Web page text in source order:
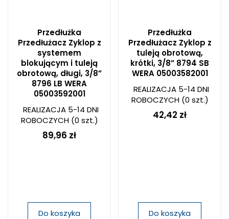
Przedłużka
Przedłużacz Zyklop z
systemem
blokującym i tuleją
obrotową, długi, 3/8”
8796 LB WERA
05003592001
REALIZACJA 5-14 DNI
ROBOCZYCH(0 szt.)
89,96 zł
Do koszyka
Przedłużka
Przedłużacz Zyklop z
tuleją obrotową,
krótki, 3/8” 8794 SB
WERA 05003582001
REALIZACJA 5-14 DNI
ROBOCZYCH(0 szt.)
42,42 zł
Do koszyka